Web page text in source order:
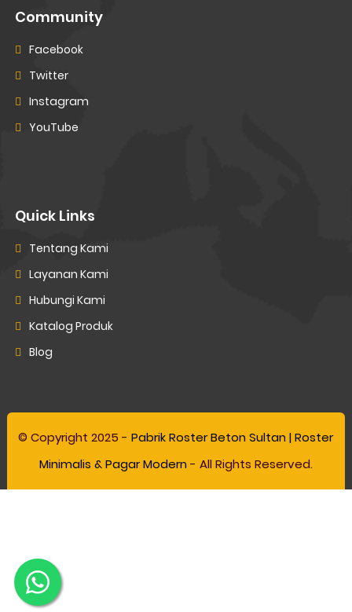
Community
Facebook
Twitter
Instagram
YouTube
Quick Links
Tentang Kami
Layanan Kami
Hubungi Kami
Katalog Produk
Blog
© Copyright 2025 -Pabrik Roster Beton Sultan | Roster
Minimalis & Pagar Modern - All Rights Reserved.